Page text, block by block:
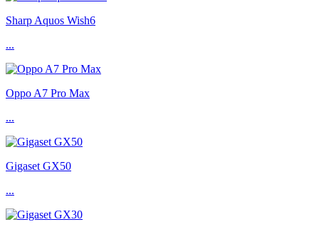
Sharp Aquos Wish6
...
Oppo A7 Pro Max
...
Gigaset GX50
...